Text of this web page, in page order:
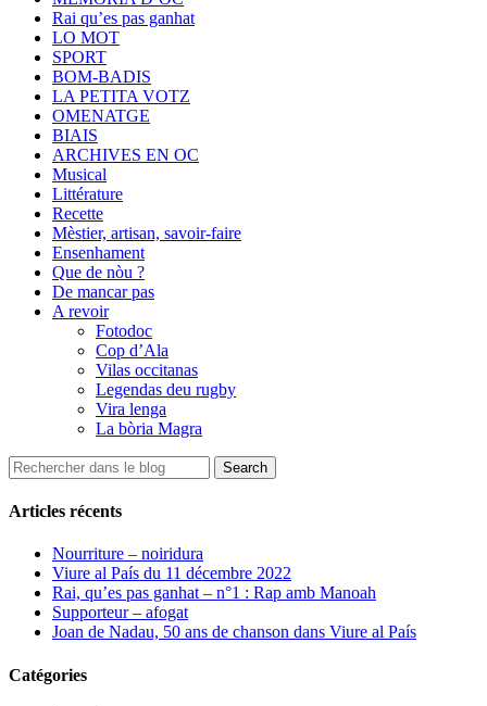
Rai qu’es pas ganhat
LO MOT
SPORT
BOM-BADIS
LA PETITA VOTZ
OMENATGE
BIAIS
ARCHIVES EN OC
Musical
Littérature
Recette
Mèstier, artisan, savoir-faire
Ensenhament
Que de nòu ?
De mancar pas
A revoir
Fotodoc
Cop d’Ala
Vilas occitanas
Legendas deu rugby
Vira lenga
La bòria Magra
Articles récents
Nourriture – noiridura
Viure al País du 11 décembre 2022
Rai, qu’es pas ganhat – n°1 : Rap amb Manoah
Supporteur – afogat
Joan de Nadau, 50 ans de chanson dans Viure al País
Catégories